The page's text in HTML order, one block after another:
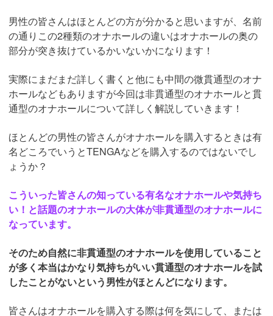
男性の皆さんはほとんどの方が分かると思いますが、名前
の通りこの2種類のオナホールの違いはオナホールの奥の
部分が突き抜けているかいないかになります！
実際にまだまだ詳しく書くと他にも中間の微貫通型のオナ
ホールなどもありますが今回は非貫通型のオナホールと貫
通型のオナホールについて詳しく解説していきます！
ほとんどの男性の皆さんがオナホールを購入するときは有
名どころでいうとTENGAなどを購入するのではないでし
ょうか？
こういった皆さんの知っている有名なオナホールや気持ち
い！と話題のオナホールの大体が非貫通型のオナホールに
なっています。
そのため自然に非貫通型のオナホールを使用していること
が多く本当はかなり気持ちがいい貫通型のオナホールを試
したことがないという男性がほとんどになります。
皆さんはオナホールを購入する際は何を気にして、または